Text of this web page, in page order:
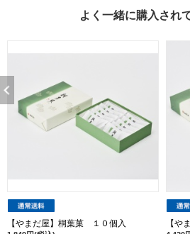
よく一緒に購入され
【やまだ屋】桐葉菓 １０個入 【や